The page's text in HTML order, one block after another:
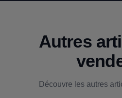
Autres
Découvre les autres